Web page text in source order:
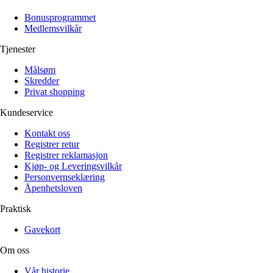
Klær
Reise
Informasjon
Tilbehør
Lukk
Alle artikler
Klær
Reise
Informasjon
Tilbehør
Målsøm
Lukk
Bonusprogrammet
Medlemsvilkår
Tjenester
Målsøm
Skredder
Privat shopping
Kundeservice
Kontakt oss
Registrer retur
Registrer reklamasjon
Kjøp- og Leveringsvilkår
Personvernseklæring
Åpenhetsloven
Praktisk
Gavekort
Om oss
Vår historie